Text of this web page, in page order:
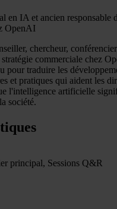
en IA et ancien responsable
OpenAI
chercheur,
stratégie commerciale chez
pour traduire les
et pratiques qui aident les
l'intelligence artificielle
société.
principal, Sessions Q&R